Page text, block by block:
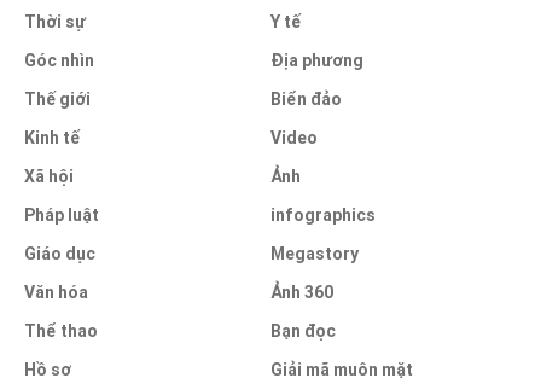
Thời sự
Góc nhìn
Thế giới
Kinh tế
Xã hội
Pháp luật
Giáo dục
Văn hóa
Thể thao
Hồ sơ
Y tế
Địa phương
Biển đảo
Video
Ảnh
infographics
Megastory
Ảnh 360
Bạn đọc
Giải mã muôn mặt